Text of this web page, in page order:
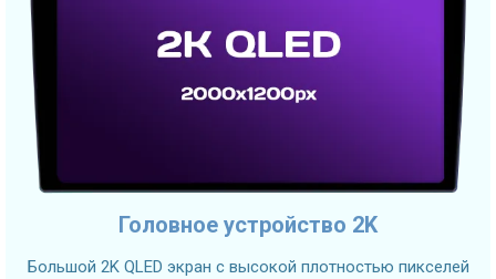
Головное устройство 2K
Большой 2K QLED экран с высокой плотностью пикселей